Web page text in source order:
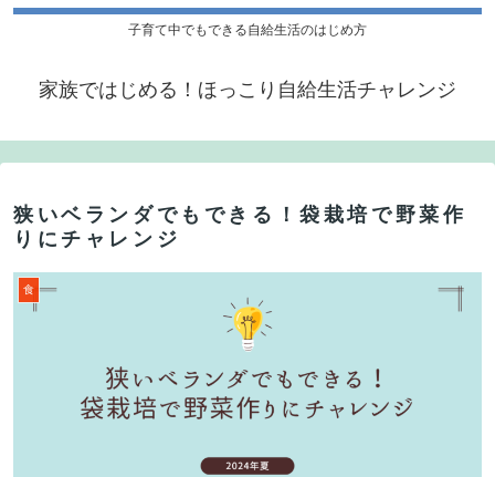
子育て中でもできる自給生活のはじめ方
家族ではじめる！ほっこり自給生活チャレンジ
狭いベランダでもできる！袋栽培で野菜作
りにチャレンジ
食